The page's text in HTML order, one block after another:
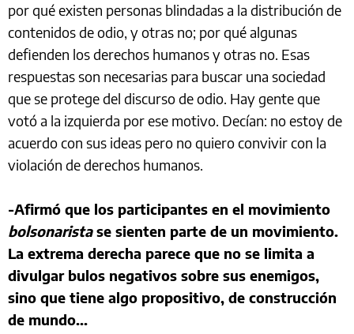
por qué existen personas blindadas a la distribución de
contenidos de odio, y otras no; por qué algunas
defienden los derechos humanos y otras no. Esas
respuestas son necesarias para buscar una sociedad
que se protege del discurso de odio. Hay gente que
votó a la izquierda por ese motivo. Decían: no estoy de
acuerdo con sus ideas pero no quiero convivir con la
violación de derechos humanos.
-Afirmó que los participantes en el movimiento
bolsonaristase sienten parte de un movimiento.
La extrema derecha parece que no se limita a
divulgar bulos negativos sobre sus enemigos,
sino que tiene algo propositivo, de construcción
de mundo...